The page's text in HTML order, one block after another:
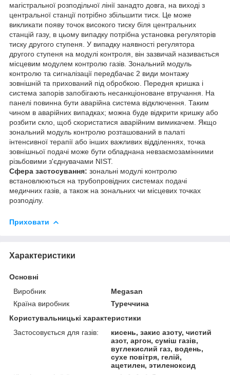
магістральної розподільчої лінії занадто довга, на виході з
центральної станції потрібно збільшити тиск. Це може
викликати появу точок високого тиску біля центральних
станцій газу, в цьому випадку потрібна установка регуляторів
тиску другого ступеня. У випадку наявності регулятора
другого ступеня на модулі контроля, він зазвичай називається
місцевим модулем контролю газів. Зональний модуль
контролю та сигналізації передбачає 2 види монтажу
зовнішній та прихований під обробкою. Передня кришка і
система запорів запобігають несанкціоноване втручання. На
панелі повинна бути аварійна система відключення. Таким
чином в аварійних випадках; можна буде відкрити кришку або
розбити скло, щоб скористатися аварійним вимикачем. Якщо
зональний модуль контролю розташований в палаті
інтенсивної терапії або інших важливих відділеннях, точка
зовнішньої подачі може бути обладнана невзаємозамінними
різьбовими з'єднувачами NIST.
Сфера застосування: зональні модулі контролю
встановлюються на трубопровідних системах подачі
медичних газів, а також на зональних чи місцевих точках
розподілу.
Приховати
Характеристики
Основні
Виробник
Megasan
Країна виробник
Туреччина
Користувальницькі характеристики
Застосовується для газів:
кисень, закис азоту, чистий
азот, аргон, суміш газів,
вуглекислий газ, водень,
сухе повітря, гелій,
ацетилен, этиленоксид